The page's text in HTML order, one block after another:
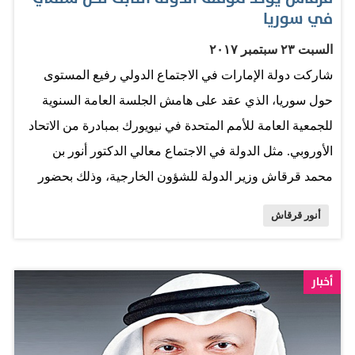
في سوريا
السبت ٢٣ سبتمبر ٢٠١٧
شاركت دولة الإمارات في الاجتماع الدولي رفيع المستوى
حول سوريا، الذي عقد على هامش الجلسة العامة السنوية
للجمعية العامة للأمم المتحدة في نيويورك بمبادرة من الاتحاد
الأوروبي. مثل الدولة في الاجتماع معالي الدكتور أنور بن
محمد قرقاش وزير الدولة للشؤون الخارجية، وذلك بحضور
وزراء خارجية أغلب الدول الأعضاء في هذا الاجتماع، على
استعراض مواقف دولهم الإنسانية تجاه الأزمة في سوريا
والمساعدات المقدمة في هذا الشأن، علاوة على الموقف من
أنور قرقاش
أخبار